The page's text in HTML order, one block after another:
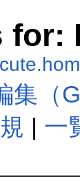
for:
集（
| 一